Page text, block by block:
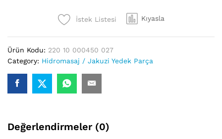
İstek Listesi Kıyasla
Ürün Kodu: 220 10 000450 027
Category: Hidromasaj / Jakuzi Yedek Parça
Değerlendirmeler (0)